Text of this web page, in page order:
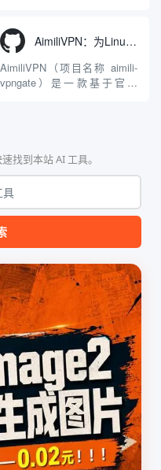
动Seed 3D两大行业领先的AI
模型架构，致力于帮助用户无
需掌握复杂的3D拓扑知识或昂
贵的专业软件，即可在...
AimiliVPN：为Linux提供纯净出站家庭IP的VPN代理网关
AimiliVPN（项目名称 aimili-
vpngate）是一款基于官方
纯 Python 标准库编写，用户
无需安装...
找到本站 AI 工具。